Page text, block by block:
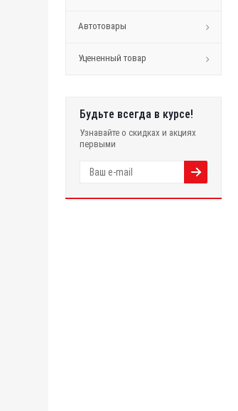
Автотовары
Уцененный товар
Будьте всегда в курсе!
Узнавайте о скидках и акциях
первыми